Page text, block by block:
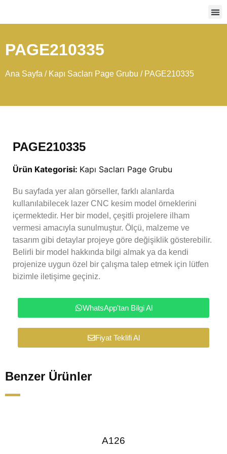
PAGE210335
Ana Sayfa / Kapı Sacları Page Grubu / PAGE210335
PAGE210335
Ürün Kategorisi: Kapı Sacları Page Grubu
Bu sayfada yer alan görseller, farklı alanlarda
kullanılabilecek lazer CNC kesim model örneklerini
içermektedir. Her bir model, çeşitli projelere ilham
vermesi amacıyla sunulmuştur. Ölçü, malzeme ve
tasarım gibi detaylar projeye göre değişiklik gösterebilir.
Belirli bir model hakkında bilgi almak ya da kendi
projenize uygun özel bir çalışma talep etmek için lütfen
bizimle iletişime geçiniz.
WhatsApp'tan Bilgi Al
Fiyat Teklifi Al
Benzer Ürünler
A126